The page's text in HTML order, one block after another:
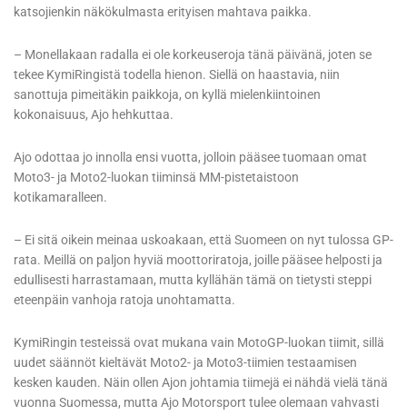
katsojienkin näkökulmasta erityisen mahtava paikka.
– Monellakaan radalla ei ole korkeuseroja tänä päivänä, joten se
tekee KymiRingistä todella hienon. Siellä on haastavia, niin
sanottuja pimeitäkin paikkoja, on kyllä mielenkiintoinen
kokonaisuus, Ajo hehkuttaa.
Ajo odottaa jo innolla ensi vuotta, jolloin pääsee tuomaan omat
Moto3- ja Moto2-luokan tiiminsä MM-pistetaistoon
kotikamaralleen.
– Ei sitä oikein meinaa uskoakaan, että Suomeen on nyt tulossa GP-
rata. Meillä on paljon hyviä moottoriratoja, joille pääsee helposti ja
edullisesti harrastamaan, mutta kyllähän tämä on tietysti steppi
eteenpäin vanhoja ratoja unohtamatta.
KymiRingin testeissä ovat mukana vain MotoGP-luokan tiimit, sillä
uudet säännöt kieltävät Moto2- ja Moto3-tiimien testaamisen
kesken kauden. Näin ollen Ajon johtamia tiimejä ei nähdä vielä tänä
vuonna Suomessa, mutta Ajo Motorsport tulee olemaan vahvasti